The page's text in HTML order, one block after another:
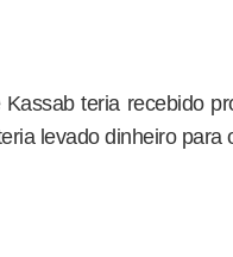
teria recebido
levado dinheiro para